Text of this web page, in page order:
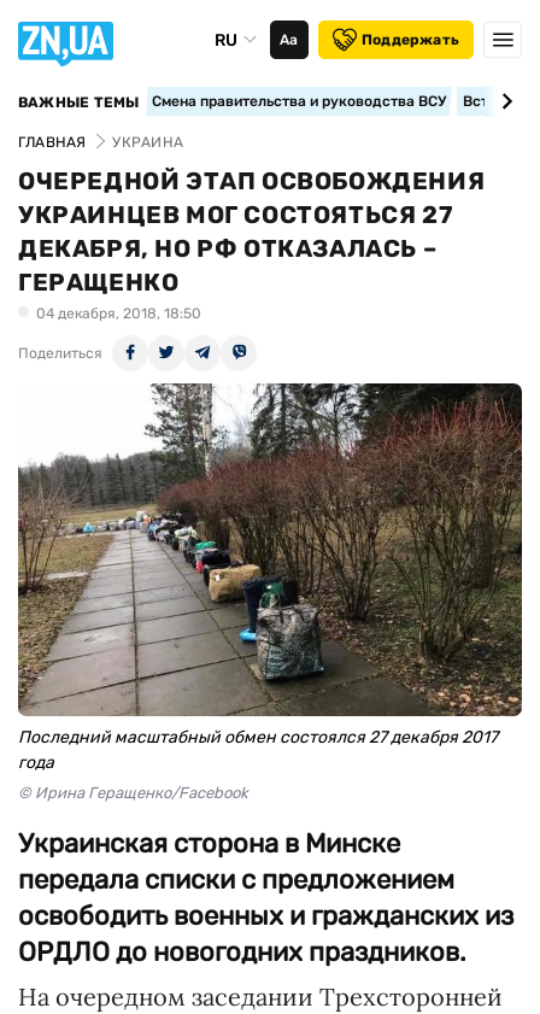
RU Аа Поддержать
ВАЖНЫЕ ТЕМЫ Смена правительства и руководства ВСУ
ГЛАВНАЯ УКРАИНА
ОЧЕРЕДНОЙ ЭТАП ОСВОБОЖДЕНИЯ
УКРАИНЦЕВ МОГ СОСТОЯТЬСЯ 27
ДЕКАБРЯ, НО РФ ОТКАЗАЛАСЬ –
ГЕРАЩЕНКО
04 декабря, 2018, 18:50
Поделиться
Последний масштабный обмен состоялся 27 декабря 2017
года
© Ирина Геращенко/Facebook
Украинская сторона в Минске
передала списки с предложением
освободить военных и гражданских из
ОРДЛО до новогодних праздников.
На очередном заседании Трехсторонней